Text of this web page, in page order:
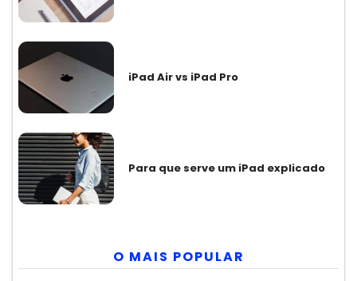
iPad Air vs iPad Pro
Para que serve um iPad explicado
O MAIS POPULAR